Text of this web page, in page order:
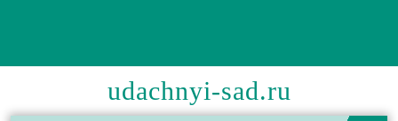
udachnyi-sad.ru